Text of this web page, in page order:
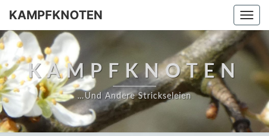
Skip
content
KAMPFKNOTEN
KAMPFKNOTEN
…und Andere Strickseleien